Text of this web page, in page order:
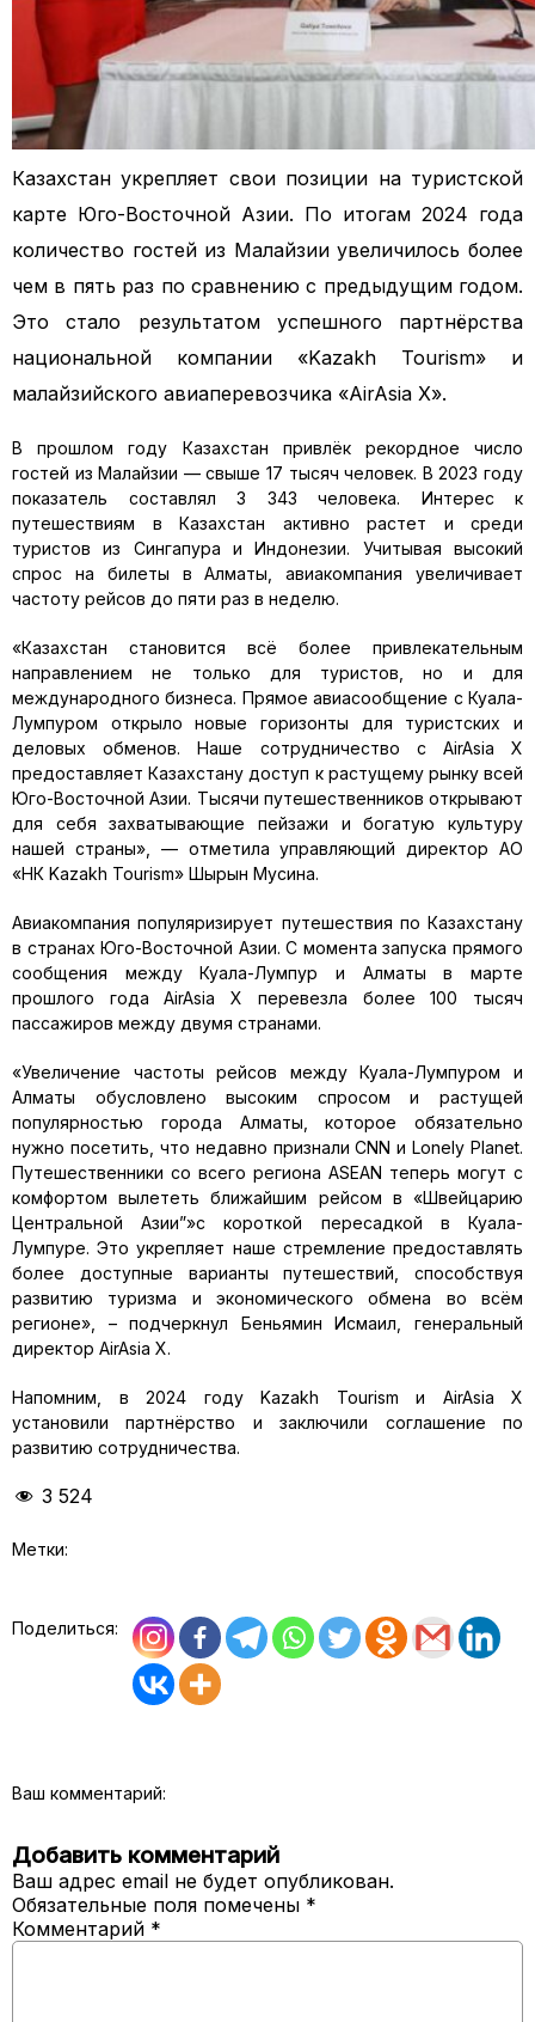
Казахстан укрепляет свои позиции на туристской
карте Юго-Восточной Азии. По итогам 2024 года
количество гостей из Малайзии увеличилось более
чем в пять раз по сравнению с предыдущим годом.
Это стало результатом успешного партнёрства
национальной компании «Kazakh Tourism» и
малайзийского авиаперевозчика «AirAsia X».
В прошлом году Казахстан привлёк рекордное число
гостей из Малайзии — свыше 17 тысяч человек. В 2023 году
показатель составлял 3 343 человека. Интерес к
путешествиям в Казахстан активно растет и среди
туристов из Сингапура и Индонезии. Учитывая высокий
спрос на билеты в Алматы, авиакомпания увеличивает
частоту рейсов до пяти раз в неделю.
«Казахстан становится всё более привлекательным
направлением не только для туристов, но и для
международного бизнеса. Прямое авиасообщение с Куала-
Лумпуром открыло новые горизонты для туристских и
деловых обменов. Наше сотрудничество с AirAsia X
предоставляет Казахстану доступ к растущему рынку всей
Юго-Восточной Азии. Тысячи путешественников открывают
для себя захватывающие пейзажи и богатую культуру
нашей страны», — отметила управляющий директор АО
«НК Kazakh Tourism» Шырын Мусина.
Авиакомпания популяризирует путешествия по Казахстану
в странах Юго-Восточной Азии. С момента запуска прямого
сообщения между Куала-Лумпур и Алматы в марте
прошлого года AirAsia X перевезла более 100 тысяч
пассажиров между двумя странами.
«Увеличение частоты рейсов между Куала-Лумпуром и
Алматы обусловлено высоким спросом и растущей
популярностью города Алматы, которое обязательно
нужно посетить, что недавно признали CNN и Lonely Planet.
Путешественники со всего региона ASEAN теперь могут с
комфортом вылететь ближайшим рейсом в «Швейцарию
Центральной Азии”»с короткой пересадкой в Куала-
Лумпуре. Это укрепляет наше стремление предоставлять
более доступные варианты путешествий, способствуя
развитию туризма и экономического обмена во всём
регионе», – подчеркнул Беньямин Исмаил, генеральный
директор AirAsia X.
Напомним, в 2024 году Kazakh Tourism и AirAsia X
установили партнёрство и заключили соглашение по
развитию сотрудничества.
3 524
Метки:
Поделиться:
Ваш комментарий:
Добавить комментарий
Ваш адрес email не будет опубликован.
Обязательные поля помечены *
Комментарий *